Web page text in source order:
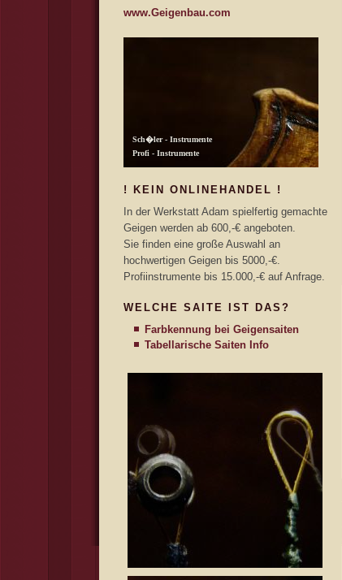
www.Geigenbau.com
! KEIN ONLINEHANDEL !
In der Werkstatt Adam spielfertig gemachte
Geigen werden ab 600,-€ angeboten.
Sie finden eine große Auswahl an
hochwertigen Geigen bis 5000,-€.
Profiinstrumente bis 15.000,-€ auf Anfrage.
WELCHE SAITE IST DAS?
Farbkennung bei Geigensaiten
Tabellarische Saiten Info